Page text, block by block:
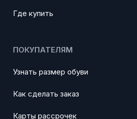
Где купить
ПОКУПАТЕЛЯМ
Узнать размер обуви
Как сделать заказ
Карты рассрочек